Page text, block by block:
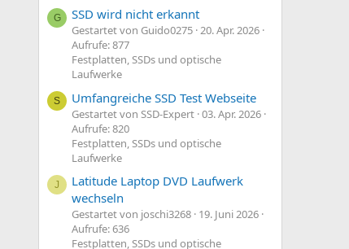
G SSD wird nicht erkannt
Gestartet von Guido0275 20. Apr. 2026
Aufrufe: 877
Festplatten, SSDs und optische
Laufwerke
S Umfangreiche SSD Test Webseite
Gestartet von SSD-Expert 03. Apr. 2026
Aufrufe: 820
Festplatten, SSDs und optische
Laufwerke
J
Latitude Laptop DVD Laufwerk
wechseln
Gestartet von joschi3268 19. Juni 2026
Aufrufe: 636
Festplatten, SSDs und optische